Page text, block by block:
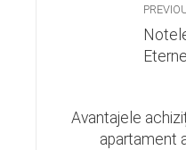
Avantajele
apartament